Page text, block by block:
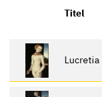
Titel
Lucretia